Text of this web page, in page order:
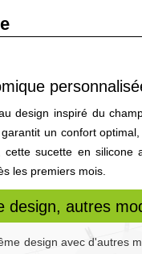
design inspiré du
un confort
cette sucette en
les premiers mois.
design, autres
design avec d'autres